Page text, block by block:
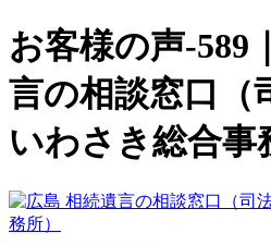
お客様の声-589
言の相談窓口（
いわさき総合事